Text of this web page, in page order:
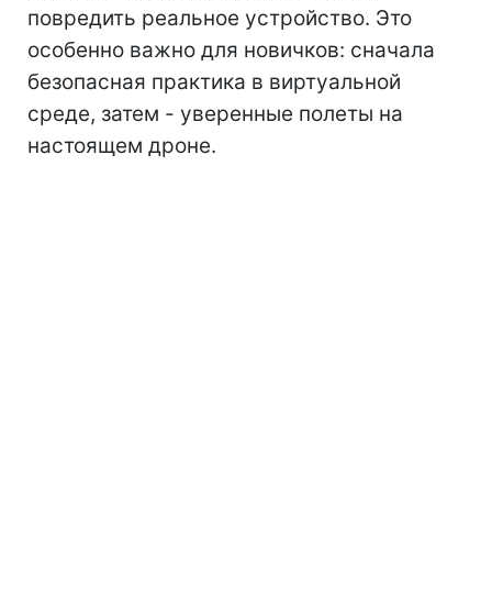
повредить реальное устройство. Это
особенно важно для новичков: сначала
безопасная практика в виртуальной
среде, затем - уверенные полеты на
настоящем дроне.